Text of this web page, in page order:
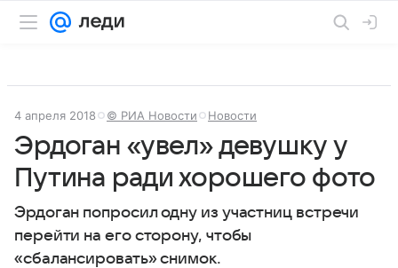
4 апреля 2018 © РИА Новости Новости
Эрдоган «увел» девушку у
Путина ради хорошего фото
Эрдоган попросил одну из участниц встречи
перейти на его сторону, чтобы
«сбалансировать» снимок.